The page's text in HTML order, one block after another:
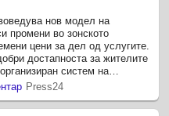
нов модел на
промени во зонското
цени за дел од услугите.
достапноста за жителите
систем на
простор.
Press24